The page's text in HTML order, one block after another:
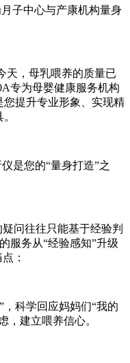
月子中心与产康机构量身
天，母乳喂养的质量已
专为母婴健康服务机构
提升专业形象、实现精
是您的“量身打造”之
问往往只能基于经验判
服务从“经验感知”升级
：
科学回应妈妈们“我的
，建立喂养信心。